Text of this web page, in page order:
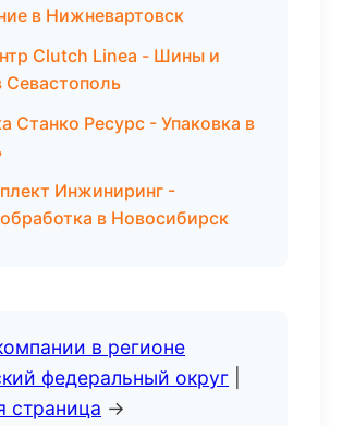
в Нижневартовск
Clutch Linea - Шины и
Севастополь
Станко Ресурс - Упаковка в
Инжиниринг -
в Новосибирск
в регионе
федеральный округ
страница →